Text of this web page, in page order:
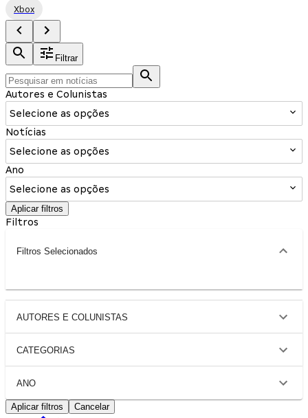
Xbox
Filtrar
Autores e Colunistas
Selecione as opções
Notícias
Selecione as opções
Ano
Selecione as opções
Aplicar filtros
Filtros
Filtros Selecionados
AUTORES E COLUNISTAS
CATEGORIAS
ANO
Aplicar filtros Cancelar